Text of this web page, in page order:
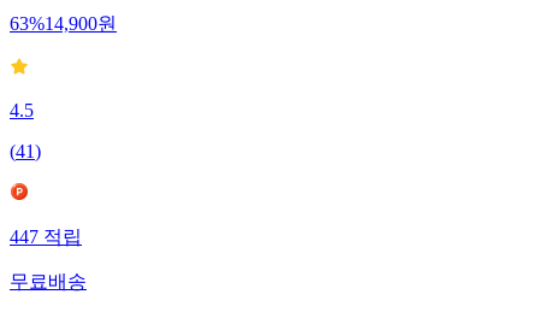
63%14,900원
4.5
(41)
447적립
무료배송